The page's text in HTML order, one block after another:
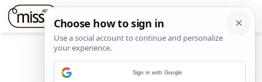
Sign in with Google